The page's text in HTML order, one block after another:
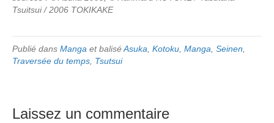
Tsuitsui / 2006 TOKIKAKE
Publié dans Manga et baliséAsuka Kotoku Manga Seinen
Traversée du temps Tsutsui
Laissez un commentaire